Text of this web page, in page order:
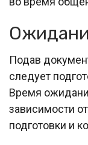
Подав
следует
Время
зависимости
подготовки и